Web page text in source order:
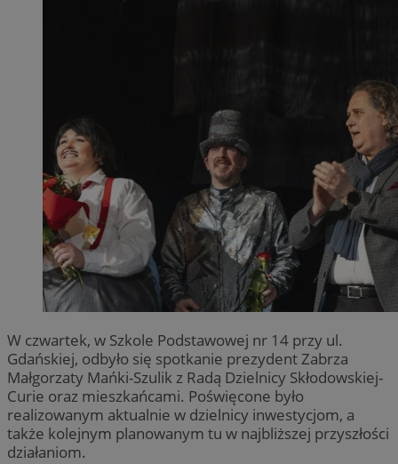
W czwartek, w Szkole Podstawowej nr 14 przy ul.
Gdańskiej, odbyło się spotkanie prezydent Zabrza
Małgorzaty Mańki-Szulik z Radą Dzielnicy Skłodowskiej-
Curie oraz mieszkańcami. Poświęcone było
realizowanym aktualnie w dzielnicy inwestycjom, a
także kolejnym planowanym tu w najbliższej przyszłości
działaniom.